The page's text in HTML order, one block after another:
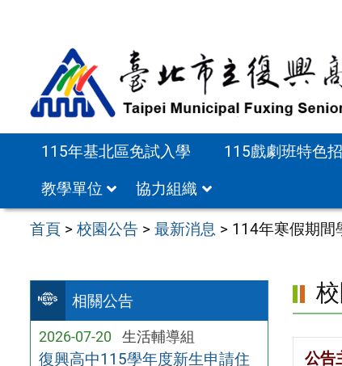
115年基北區免試入學 115戲劇班特色
教學單位
協力組織
首頁 >校園公告 >最新消息 > 114年寒假期間
相關公告
2026-07-20 生活輔導組
復興高中115學年度新生申請住
公告